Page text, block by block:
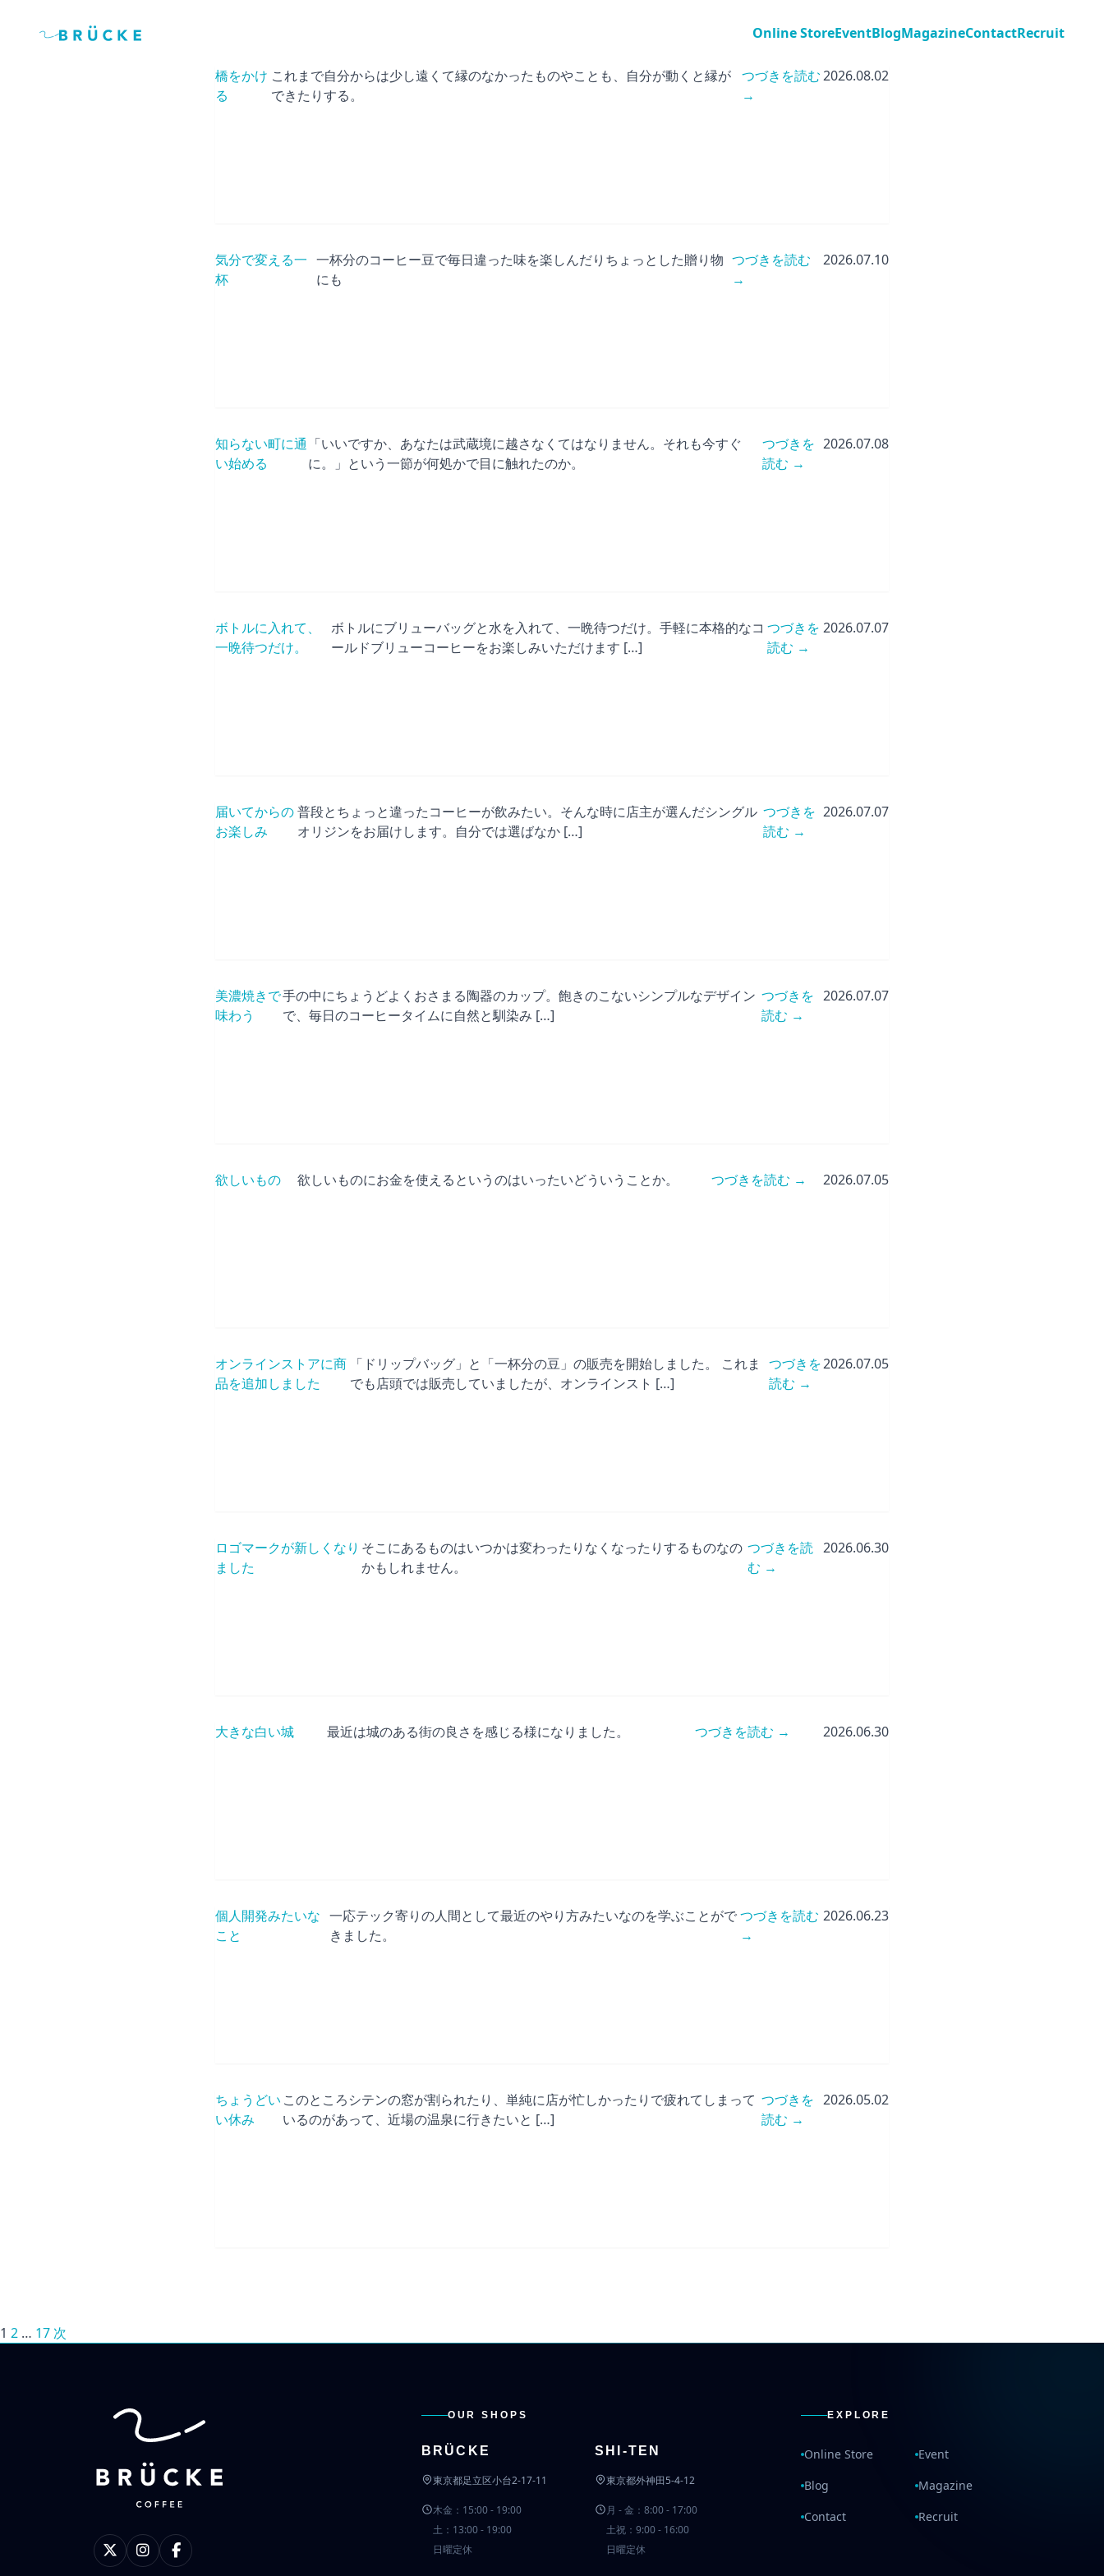
Online StoreEventBlogMagazineContactRecruit
橋をかけ
る
これまで自分からは少し遠くて縁のなかったものやことも、自分が動くと縁が
できたりする。
つづきを読む
→
2026.08.02
気分で変える一
杯
一杯分のコーヒー豆で毎日違った味を楽しんだりちょっとした贈り物
にも
つづきを読む
→
2026.07.10
知らない町に通
い始める
「いいですか、あなたは武蔵境に越さなくてはなりません。それも今すぐ
に。」という一節が何処かで目に触れたのか。
つづきを
読む →
2026.07.08
ボトルに入れて、
一晩待つだけ。
ボトルにブリューバッグと水を入れて、一晩待つだけ。手軽に本格的なコ
ールドブリューコーヒーをお楽しみいただけます […]
つづきを
読む →
2026.07.07
届いてからの
お楽しみ
普段とちょっと違ったコーヒーが飲みたい。そんな時に店主が選んだシングル
オリジンをお届けします。自分では選ばなか […]
つづきを
読む →
2026.07.07
美濃焼きで
味わう
手の中にちょうどよくおさまる陶器のカップ。飽きのこないシンプルなデザイン
で、毎日のコーヒータイムに自然と馴染み […]
つづきを
読む →
2026.07.07
欲しいもの 欲しいものにお金を使えるというのはいったいどういうことか。 つづきを読む → 2026.07.05
オンラインストアに商
品を追加しました
「ドリップバッグ」と「一杯分の豆」の販売を開始しました。 これま
でも店頭では販売していましたが、オンラインスト […]
つづきを
読む →
2026.07.05
ロゴマークが新しくなり
ました
そこにあるものはいつかは変わったりなくなったりするものなの
かもしれません。
つづきを読
む →
2026.06.30
大きな白い城 最近は城のある街の良さを感じる様になりました。 つづきを読む → 2026.06.30
個人開発みたいな
こと
一応テック寄りの人間として最近のやり方みたいなのを学ぶことがで
きました。
つづきを読む
→
2026.06.23
ちょうどい
い休み
このところシテンの窓が割られたり、単純に店が忙しかったりで疲れてしまって
いるのがあって、近場の温泉に行きたいと […]
つづきを
読む →
2026.05.02
1 2 … 17 次
OUR SHOPS
BRÜCKE
東京都足立区小台2-17-11
木金：15:00 - 19:00
土：13:00 - 19:00
日曜定休
SHI-TEN
東京都外神田5-4-12
月 - 金：8:00 - 17:00
土祝：9:00 - 16:00
日曜定休
EXPLORE
Online Store
Event
Blog
Magazine
Contact
Recruit